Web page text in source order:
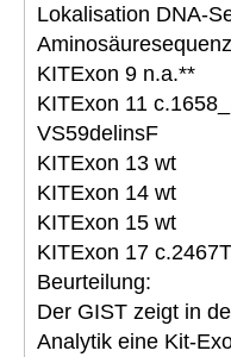
Lokalisation DNA-
Aminosäuresequenz
KITExon 9 n.a.**
KITExon 11
VS59delinsF
KITExon 13 wt
KITExon 14 wt
KITExon 15 wt
KITExon 17
Beurteilung:
Der GIST zeigt in
Analytik eine Kit-